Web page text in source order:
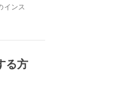
インス
る方